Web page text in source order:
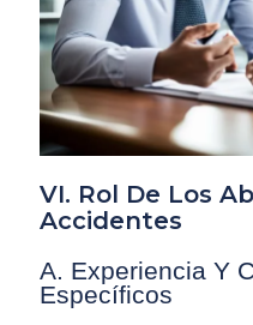
VI. Rol De Los
Accidentes
A. Experiencia Y
Específicos